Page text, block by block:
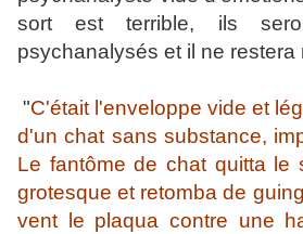
sort est terrible, ils
psychanalysés et il ne restera
"C'était l'enveloppe vide et
d'un chat sans substance,
Le fantôme de chat quitta le
grotesque et retomba de
vent le plaqua contre une